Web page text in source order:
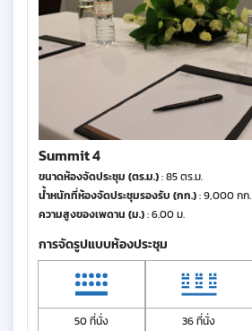
Summit 4
ขนาดห้องจัดประชุม (ตร.ม.): 85 ตร.ม.
น้ำหนักที่ห้องจัดประชุมรองรับ (กก.): 9,000 กก.
ความสูงของเพดาน (ม.): 6.00 ม.
การจัดรูปแบบห้องประชุม
50 ที่นั่ง 36 ที่นั่ง